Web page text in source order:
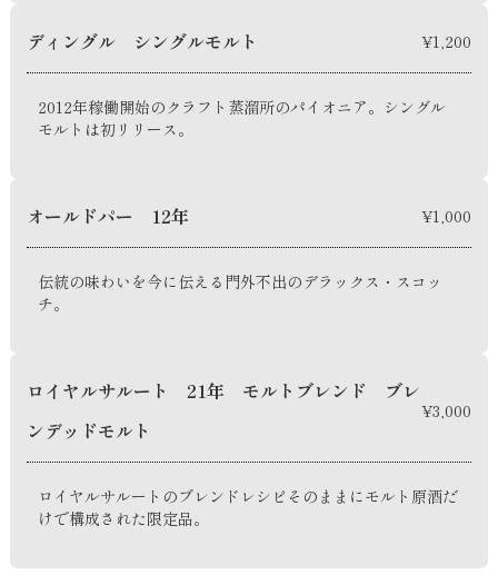
ディングル シングルモルト ¥1,200
2012年稼働開始のクラフト蒸溜所のパイオニア。シングル
モルトは初リリース。
オールドパー 12年 ¥1,000
伝統の味わいを今に伝える門外不出のデラックス・スコッ
チ。
ロイヤルサルート 21年 モルトブレンド ブレ
ンデッドモルト
¥3,000
ロイヤルサルートのブレンドレシピそのままにモルト原酒だ
けで構成された限定品。